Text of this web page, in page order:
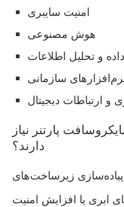
امنیت سایبری
هوش مصنوعی
و تحلیل اطلاعات
سازمانی
و ارتباطات دیجیتال
پارتنر نیاز
دارند؟
زیرساخت‌های
ابری یا افزایش امنیت